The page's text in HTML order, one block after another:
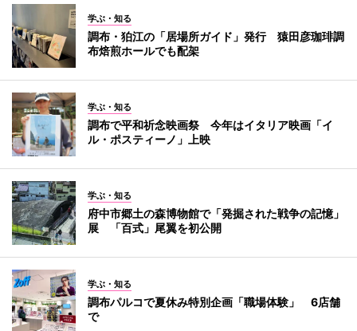
学ぶ・知る
調布・狛江の「居場所ガイド」発行 猿田彦珈琲調
布焙煎ホールでも配架
学ぶ・知る
調布で平和祈念映画祭 今年はイタリア映画「イ
ル・ポスティーノ」上映
学ぶ・知る
府中市郷土の森博物館で「発掘された戦争の記憶」
展 「百式」尾翼を初公開
学ぶ・知る
調布パルコで夏休み特別企画「職場体験」 6店舗
で